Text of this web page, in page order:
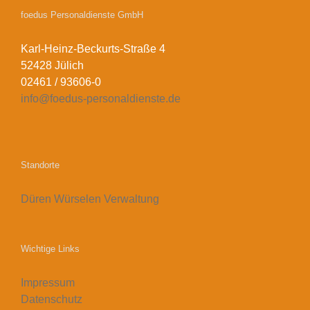
foedus Personaldienste GmbH
Karl-Heinz-Beckurts-Straße 4
52428 Jülich
02461 / 93606-0
info@foedus-personaldienste.de
Standorte
Düren Würselen Verwaltung
Wichtige Links
Impressum
Datenschutz